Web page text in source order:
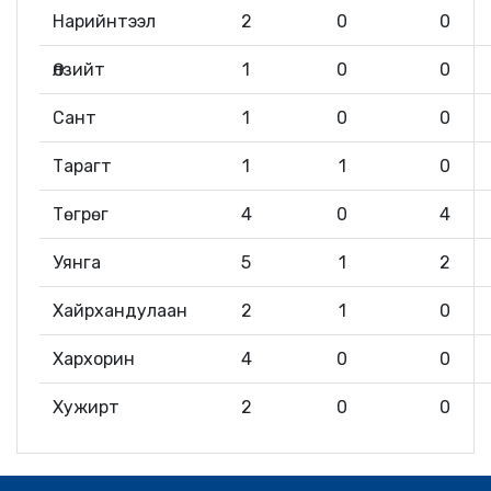
Нарийнтээл 2 0 0
Өлзийт 1 0 0
Сант 1 0 0
Тарагт 1 1 0
Төгрөг 4 0 4
Уянга 5 1 2
Хайрхандулаан 2 1 0
Хархорин 4 0 0
Хужирт 2 0 0